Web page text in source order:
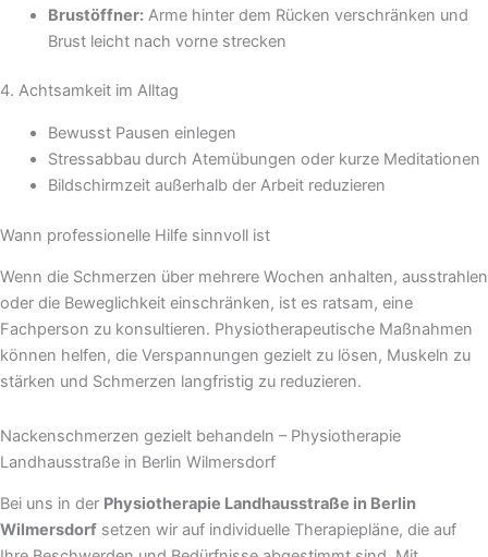
Brustöffner:Arme hinter dem Rücken verschränken und
Brust leicht nach vorne strecken
4. Achtsamkeit im Alltag
Bewusst Pausen einlegen
Stressabbau durch Atemübungen oder kurze Meditationen
Bildschirmzeit außerhalb der Arbeit reduzieren
Wann professionelle Hilfe sinnvoll ist
Wenn die Schmerzen über mehrere Wochen anhalten, ausstrahlen
oder die Beweglichkeit einschränken, ist es ratsam, eine
Fachperson zu konsultieren. Physiotherapeutische Maßnahmen
können helfen, die Verspannungen gezielt zu lösen, Muskeln zu
stärken und Schmerzen langfristig zu reduzieren.
Nackenschmerzen gezielt behandeln – Physiotherapie
Landhausstraße in Berlin Wilmersdorf
Bei uns in der Physiotherapie Landhausstraße in Berlin
Wilmersdorf setzen wir auf individuelle Therapiepläne, die auf